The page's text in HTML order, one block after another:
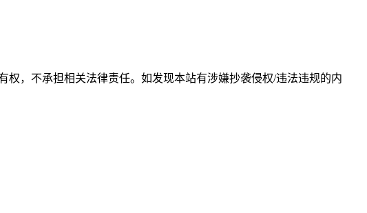
，不承担相关法律责任。如发现本站有涉嫌抄袭侵权/违法违规的内